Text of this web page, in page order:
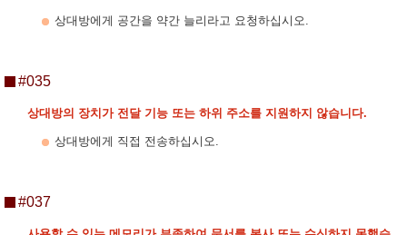
상대방에게 공간을 약간 늘리라고 요청하십시오.
#035
상대방의 장치가 전달 기능 또는 하위 주소를 지원하지 않습니다.
상대방에게 직접 전송하십시오.
#037